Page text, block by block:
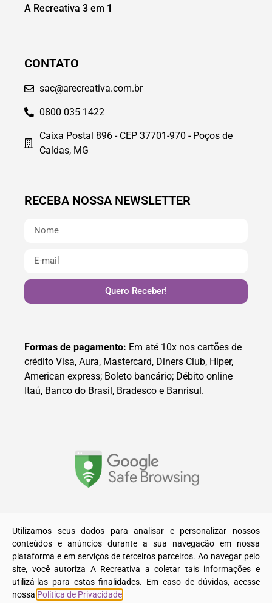
A Recreativa 3 em 1
CONTATO
sac@arecreativa.com.br
0800 035 1422
Caixa Postal 896 - CEP 37701-970 - Poços de
Caldas, MG
RECEBA NOSSA NEWSLETTER
Quero Receber!
Formas de pagamento: Em até 10x nos cartões de
crédito Visa, Aura, Mastercard, Diners Club, Hiper,
American express; Boleto bancário; Débito online
Itaú, Banco do Brasil, Bradesco e Banrisul.
© 2025. Todos os direitos reservados a A Recreativa LTDA.
Utilizamos seus dados para analisar e personalizar nossos
conteúdos e anúncios durante a sua navegação em nossa
plataforma e em serviços de terceiros parceiros. Ao navegar pelo
site, você autoriza A Recreativa a coletar tais informações e
utilizá-las para estas finalidades. Em caso de dúvidas, acesse
nossa Política de Privacidade